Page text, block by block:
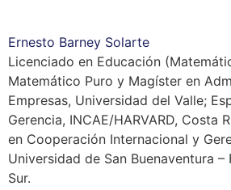
Ernesto Barney Solarte
Licenciado en Educación
Matemático Puro y Magíster en
Empresas, Universidad del Valle;
Gerencia, INCAE/HARVARD, Costa
en Cooperación Internacional y
Universidad de San Buenaventura
Sur.